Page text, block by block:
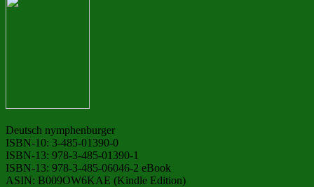
Deutsch nymphenburger
ISBN-10: 3-485-01390-0
ISBN-13: 978-3-485-01390-1
ISBN-13: 978-3-485-06046-2 eBook
ASIN: B009OW6KAE (Kindle Edition)